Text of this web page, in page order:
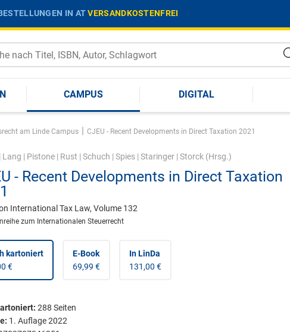
IN ATVERSANDKOSTENFREI
CAMPUS DIGITAL
am Linde Campus | CJEU - Recent Developments in Direct Taxation 2021
Lang | Pistone| Rust | Schuch | Spies| Staringer| Storck(Hrsg.)
- Recent Developments in Direct Taxation
International Tax Law, Volume 132
zum Internationalen Steuerrecht
kartoniert
€
E-Book
69,99 €
In LinDa
131,00 €
: 288 Seiten
1. Auflage 2022